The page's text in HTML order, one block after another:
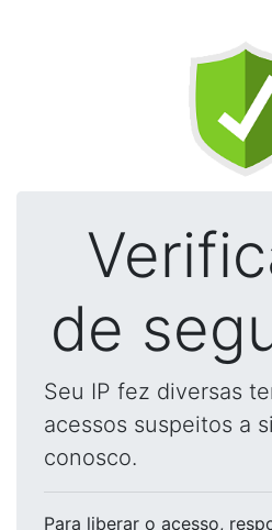
de
Seu IP fez diversas
acessos suspeitos a
conosco.
Para liberar o acesso,